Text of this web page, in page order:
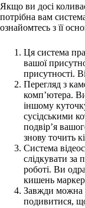
Якщо ви досі
потрібна вам
ознайомтесь з її
Ця система
вашої
присутності.
Перегляд з
комп’ютера.
іншому
сусідськими
подвір’я
знову точить
Система
слідкувати
роботі. Ви
кишень
Завжди можна
подивитися,